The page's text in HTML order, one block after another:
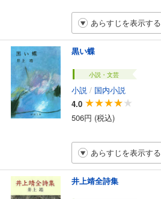
あらすじを表示する
黒い蝶
小説・文芸
小説 / 国内小説
4.0
506円 (税込)
あらすじを表示する
井上靖全詩集